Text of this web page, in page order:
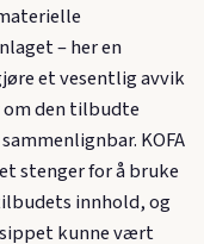
– her en
et vesentlig avvik
den tilbudte
KOFA
stenger for å bruke
innhold, og
kunne vært